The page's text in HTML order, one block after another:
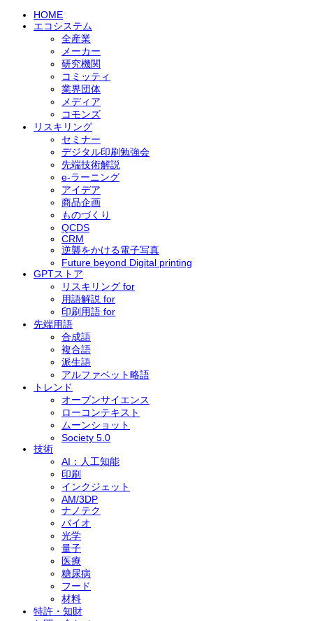
メタサーフェースとは何か、その用途は？
インクジェットパーソナルプリンター
HOME
エコシステム
全産業
メーカー
研究機関
コミッティ
業界団体
メディア
コモンズ
リスキリング
セミナー
デジタル印刷勉強会
先端技術解説
e-ラーニング
アイデア
商品企画
ものづくり
QCDS
CRM
逆襲をかける電子写真
Future beyond Digital printing
GPTストア
リスキリング for
用語解説 for
印刷用語 for
先端用語
合成語
複合語
派生語
アルファベット略語
トレンド
オープンサイエンス
ローコンテキスト
ムーンショット
Society 5.0
技術
AI：人工知能
印刷
インクジェット
AM/3DP
ナノテク
バイオ
光学
量子
医療
糖尿病
フード
材料
特許・知財